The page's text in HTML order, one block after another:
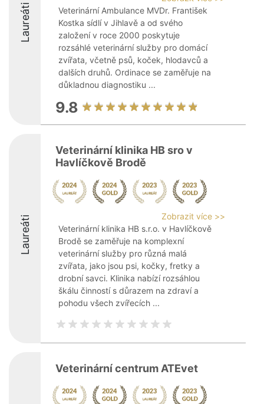
Laureáti
Veterinární Ambulance MVDr. František
Kostka sídlí v Jihlavě a od svého
založení v roce 2000 poskytuje
rozsáhlé veterinární služby pro domácí
zvířata, včetně psů, koček, hlodavců a
dalších druhů. Ordinace se zaměřuje na
důkladnou diagnostiku ...
9.8
Laureáti
Veterinární klinika HB sro v
Havlíčkově Brodě
Zobrazit více >>
Veterinární klinika HB s.r.o. v Havlíčkově
Brodě se zaměřuje na komplexní
veterinární služby pro různá malá
zvířata, jako jsou psi, kočky, fretky a
drobní savci. Klinika nabízí rozsáhlou
škálu činností s důrazem na zdraví a
pohodu všech zvířecích ...
Veterinární centrum ATEvet